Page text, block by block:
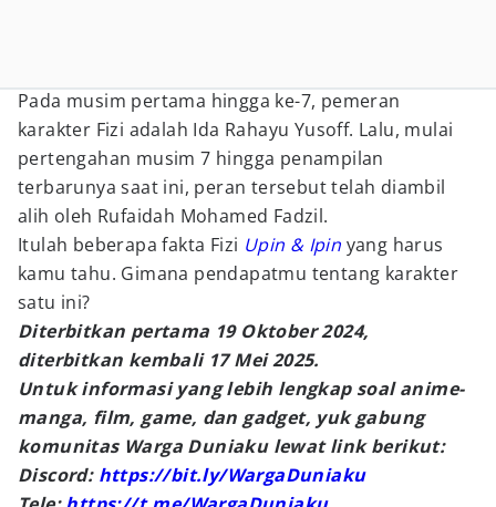
Pada musim pertama hingga ke-7, pemeran
karakter Fizi adalah Ida Rahayu Yusoff. Lalu, mulai
pertengahan musim 7 hingga penampilan
terbarunya saat ini, peran tersebut telah diambil
alih oleh Rufaidah Mohamed Fadzil.
Itulah beberapa fakta Fizi Upin & Ipin yang harus
kamu tahu. Gimana pendapatmu tentang karakter
satu ini?
Diterbitkan pertama 19 Oktober 2024,
diterbitkan kembali 17 Mei 2025.
Untuk informasi yang lebih lengkap soal anime-
manga, film, game, dan gadget, yuk gabung
komunitas Warga Duniaku lewat link berikut:
Discord: https://bit.ly/WargaDuniaku